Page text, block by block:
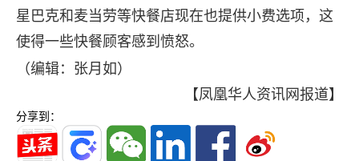
星巴克和麦当劳等快餐店现在也提供小费选项，这
使得一些快餐顾客感到愤怒。
（编辑：张月如）
【凤凰华人资讯网报道】
分享到：